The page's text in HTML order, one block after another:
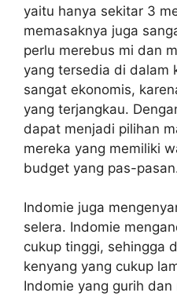
yaitu hanya sekitar 3
memasaknya juga
perlu merebus mi dan
yang tersedia di dalam
sangat ekonomis,
yang terjangkau.
dapat menjadi pilihan
mereka yang memiliki
budget yang pas-
Indomie juga
selera. Indomie
cukup tinggi, sehingga
kenyang yang cukup
Indomie yang gurih